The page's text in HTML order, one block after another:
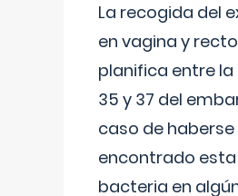
La recogida del
en vagina y
planifica entre
35 y 37 del
caso de haberse
encontrado esta
bacteria en